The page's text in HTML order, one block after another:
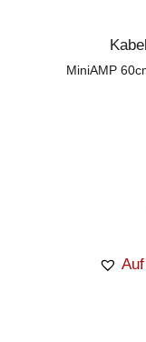
MiniAMP